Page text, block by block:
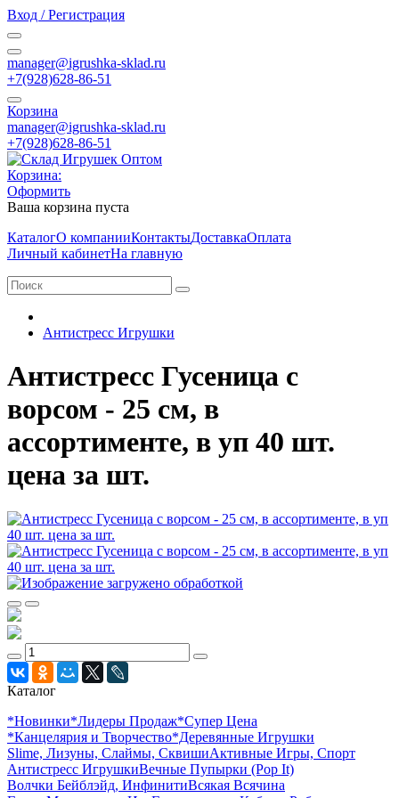
Вход / Регистрация
manager@igrushka-sklad.ru
+7(928)628-86-51
Корзина
manager@igrushka-sklad.ru
+7(928)628-86-51
Корзина:
Оформить
Ваша корзина пуста
КаталогО компанииКонтактыДоставкаОплата
Личный кабинетНа главную
Антистресс Игрушки
Антистресс Гусеница с
ворсом - 25 см, в
ассортименте, в уп 40 шт.
цена за шт.
Каталог
*Новинки*Лидеры Продаж*Супер Цена
*Канцелярия и Творчество*Деревянные Игрушки
Slime, Лизуны, Слаймы, СквишиАктивные Игры, Спорт
Антистресс ИгрушкиВечные Пупырки (Pop It)
Волчки Бейблэйд, ИнфинитиВсякая Всячина